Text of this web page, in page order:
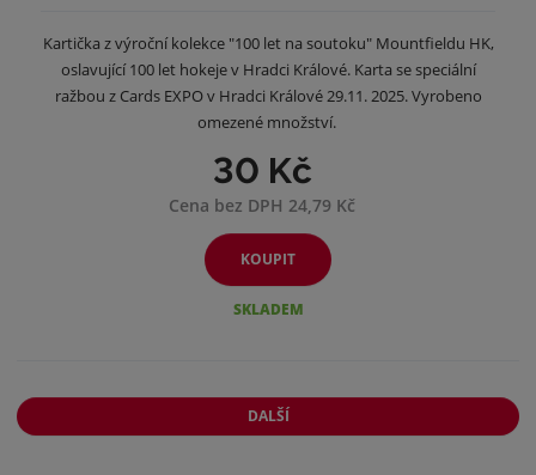
Kartička z výroční kolekce "100 let na soutoku" Mountfieldu HK,
oslavující 100 let hokeje v Hradci Králové. Karta se speciální
ražbou z Cards EXPO v Hradci Králové 29.11. 2025. Vyrobeno
omezené množství.
30 Kč
Cena bez DPH 24,79 Kč
KOUPIT
SKLADEM
DALŠÍ